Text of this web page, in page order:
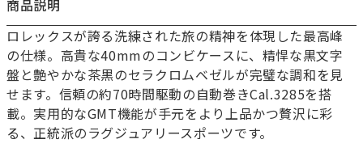
商品説明
ロレックスが誇る洗練された旅の精神を体現した最高峰
の仕様。高貴な40mmのコンビケースに、精悍な黒文字
盤と艶やかな茶黒のセラクロムベゼルが完璧な調和を見
せます。信頼の約70時間駆動の自動巻きCal.3285を搭
載。実用的なGMT機能が手元をより上品かつ贅沢に彩
る、正統派のラグジュアリースポーツです。